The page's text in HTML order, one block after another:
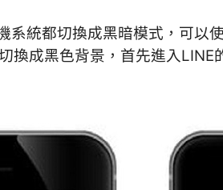
統都切換成黑暗模式，可以
換成黑色背景，首先進入